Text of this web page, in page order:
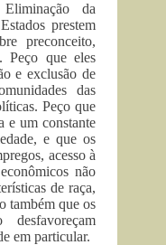
da
prestem
preconceito,
Peço que eles
e exclusão de
das
Peço que
e um constante
e que os
acesso à
não
de raça,
também que os
em particular.